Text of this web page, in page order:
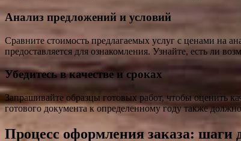
Анализ предложений и условий
Сравните стоимость предлагаемых услуг с ценами на
предоставляется для ознакомления. Узнайте, есть ли
Убедитесь в качестве и сроках
Запрашивайте образцы готовых работ, чтобы оценить
готового документа к определенному году также
Процесс оформления заказа: шаги